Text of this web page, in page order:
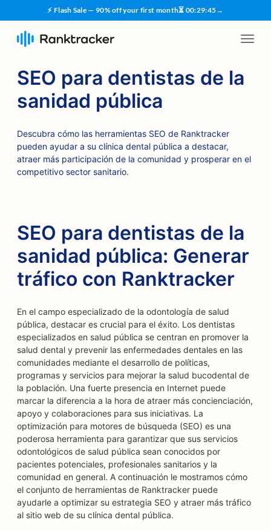
⚡ Flash Sale — 90% off your first month⏳ 00:29:44→
SEO para dentistas de la
sanidad pública
Descubra cómo las herramientas SEO de Ranktracker
pueden ayudar a su clínica dental pública a destacar,
atraer más participación de la comunidad y prosperar en el
competitivo sector sanitario.
SEO para dentistas de la
sanidad pública: Generar
tráfico con Ranktracker
En el campo especializado de la odontología de salud
pública, destacar es crucial para el éxito. Los dentistas
especializados en salud pública se centran en promover la
salud dental y prevenir las enfermedades dentales en las
comunidades mediante el desarrollo de políticas,
programas y servicios para mejorar la salud bucodental de
la población. Una fuerte presencia en Internet puede
marcar la diferencia a la hora de atraer más concienciación,
apoyo y colaboraciones para sus iniciativas. La
optimización para motores de búsqueda (SEO) es una
poderosa herramienta para garantizar que sus servicios
odontológicos de salud pública sean conocidos por
pacientes potenciales, profesionales sanitarios y la
comunidad en general. A continuación le mostramos cómo
el conjunto de herramientas de Ranktracker puede
ayudarle a optimizar su estrategia SEO y atraer más tráfico
al sitio web de su clínica dental pública.